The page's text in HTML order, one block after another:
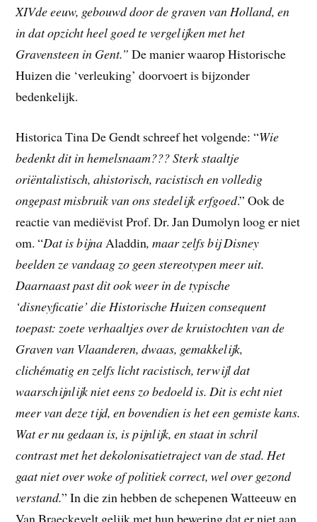
XIVde eeuw, gebouwd door de graven van Holland, en
in dat opzicht heel goed te vergelijken met het
Gravensteen in Gent.” De manier waarop Historische
Huizen die ‘verleuking’ doorvoert is bijzonder
bedenkelijk.
Historica Tina De Gendt schreef het volgende: “Wie
bedenkt dit in hemelsnaam??? Sterk staaltje
oriëntalistisch, ahistorisch, racistisch en volledig
ongepast misbruik van ons stedelijk erfgoed.” Ook de
reactie van mediëvist Prof. Dr. Jan Dumolyn loog er niet
om. “Dat is bijnaAladdin, maar zelfs bij Disney
beelden ze vandaag zo geen stereotypen meer uit.
Daarnaast past dit ook weer in de typische
‘disneyficatie’ die Historische Huizen consequent
toepast: zoete verhaaltjes over de kruistochten van de
Graven van Vlaanderen, dwaas, gemakkelijk,
clichématig en zelfs licht racistisch, terwijl dat
waarschijnlijk niet eens zo bedoeld is. Dit is echt niet
meer van deze tijd, en bovendien is het een gemiste kans.
Wat er nu gedaan is, is pijnlijk, en staat in schril
contrast met het dekolonisatietraject van de stad. Het
gaat niet over woke of politiek correct, wel over gezond
verstand.” In die zin hebben de schepenen Watteeuw en
Van Braeckevelt gelijk met hun bewering dat er niet aan